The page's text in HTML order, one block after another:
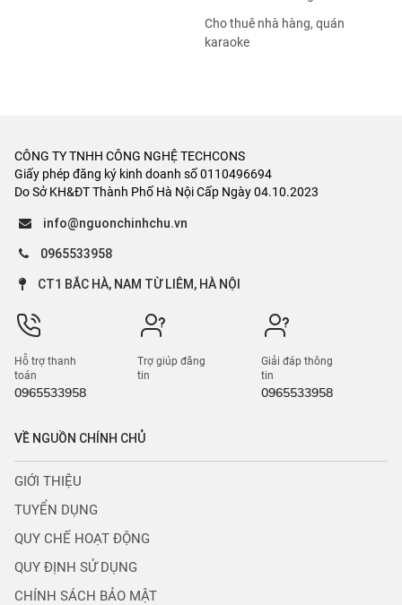
Cho thuê nhà hàng, quán
karaoke
CÔNG TY TNHH CÔNG NGHỆ TECHCONS
Giấy phép đăng ký kinh doanh số 0110496694
Do Sở KH&ĐT Thành Phố Hà Nội Cấp Ngày 04.10.2023
info@nguonchinhchu.vn
0965533958
CT1 BẮC HÀ, NAM TỪ LIÊM, HÀ NỘI
Hỗ trợ thanh
toán
0965533958
Trợ giúp đăng
tin
Giải đáp thông
tin
0965533958
VỀ NGUỒN CHÍNH CHỦ
GIỚI THIỆU
TUYỂN DỤNG
QUY CHẾ HOẠT ĐỘNG
QUY ĐỊNH SỬ DỤNG
CHÍNH SÁCH BẢO MẬT